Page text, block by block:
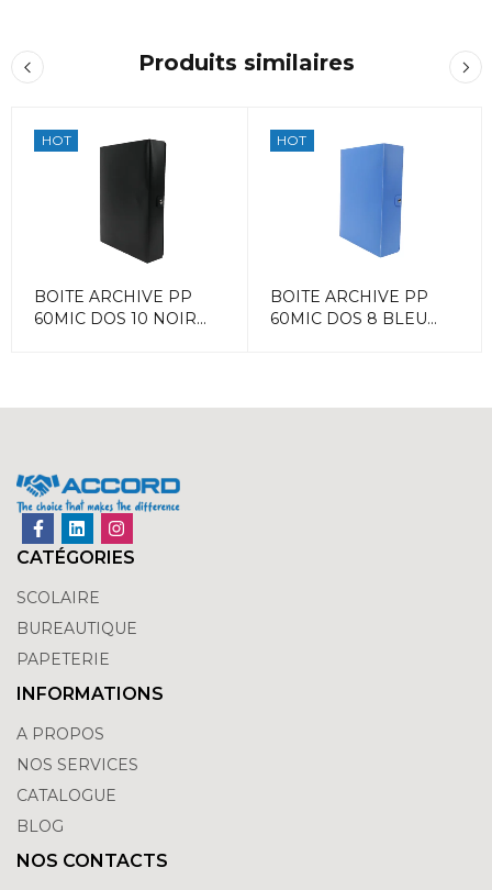
Produits similaires
HOT
BOITE ARCHIVE PP
60MIC DOS 10 NOIR
HOT
BOITE ARCHIVE PP
60MIC DOS 8 BLEU
CATÉGORIES
SCOLAIRE
BUREAUTIQUE
PAPETERIE
INFORMATIONS
A PROPOS
NOS SERVICES
CATALOGUE
BLOG
NOS CONTACTS